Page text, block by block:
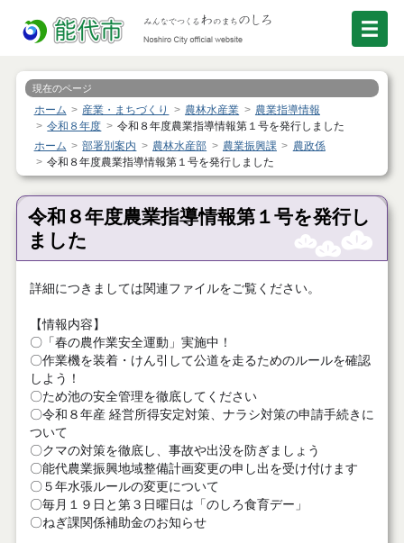
現在のページ
ホーム 産業・まちづくり 農林水産業
農業指導情報
令和８年度
令和８年度農業指導情報第１号を発行しました
ホーム
部署別案内 農林水産部 農業振興課
農政係
令和８年度農業指導情報第１号を発行しました
令和８年度農業指導情報第１号を発行し
ました
詳細につきましては関連ファイルをご覧ください。
【情報内容】
〇「春の農作業安全運動」実施中！
〇作業機を装着・けん引して公道を走るためのルールを確認
しよう！
〇ため池の安全管理を徹底してください
〇令和８年産 経営所得安定対策、ナラシ対策の申請手続きに
ついて
〇クマの対策を徹底し、事故や出没を防ぎましょう
〇能代農業振興地域整備計画変更の申し出を受け付けます
〇５年水張ルールの変更について
〇毎月１９日と第３日曜日は「のしろ食育デー」
〇ねぎ課関係補助金のお知らせ